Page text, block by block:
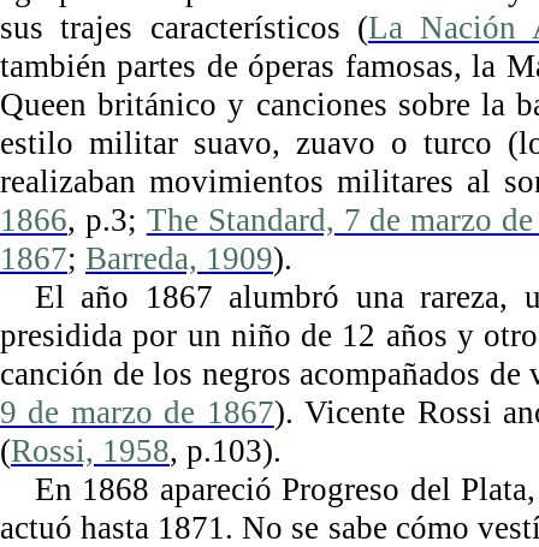
sus trajes característicos (La Nación
también partes de óperas famosas, la
Queen británico y canciones sobre la
estilo militar suavo, zuavo o turco
realizaban movimientos militares al
1866, p.3; The Standard, 7 de marzo
1867; Barreda, 1909).
El año 1867 alumbró una rareza,
presidida por un niño de 12 años y
canción de los negros acompañados
9 de marzo de 1867). Vicente Rossi
(Rossi, 1958, p.103).
En 1868 apareció Progreso del
actuó hasta 1871. No se sabe cómo